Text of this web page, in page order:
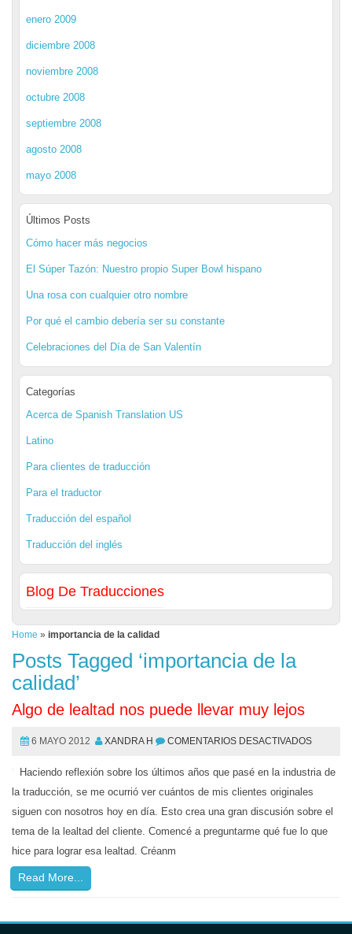
enero 2009
diciembre 2008
noviembre 2008
octubre 2008
septiembre 2008
agosto 2008
mayo 2008
Últimos Posts
Cómo hacer más negocios
El Súper Tazón: Nuestro propio Super Bowl hispano
Una rosa con cualquier otro nombre
Por qué el cambio debería ser su constante
Celebraciones del Día de San Valentín
Categorías
Acerca de Spanish Translation US
Latino
Para clientes de traducción
Para el traductor
Traducción del español
Traducción del inglés
Blog De Traducciones
Home » importancia de la calidad
Posts Tagged ‘importancia de la
calidad’
Algo de lealtad nos puede llevar muy lejos
6 MAYO 2012 XANDRA H COMENTARIOS DESACTIVADOS
Haciendo reflexión sobre los últimos años que pasé en la industria de
la traducción, se me ocurrió ver cuántos de mis clientes originales
siguen con nosotros hoy en día. Esto crea una gran discusión sobre el
tema de la lealtad del cliente. Comencé a preguntarme qué fue lo que
hice para lograr esa lealtad. Créanm
Read More...